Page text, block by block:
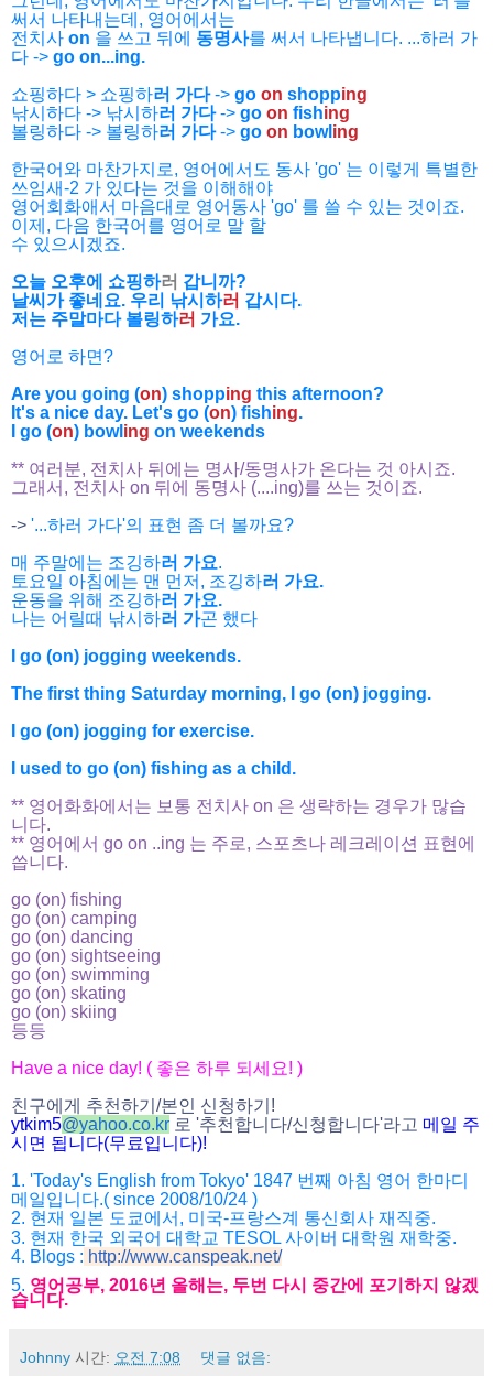
써서 나타내는데, 영어에서는
전치사 on 을 쓰고 뒤에 동명사를 써서 나타냅니다. ...하러 가
다 -> go on...ing.
쇼핑하다 > 쇼핑하러 가다-> go on shopping
낚시하다 -> 낚시하러 가다-> go on fishing
볼링하다 -> 볼링하러 가다-> go on bowl ing
한국어와 마찬가지로, 영어에서도 동사 'go' 는 이렇게 특별한
쓰임새-2 가 있다는 것을 이해해야
영어회화애서 마음대로 영어동사 'go' 를 쓸 수 있는 것이죠.
이제, 다음 한국어를 영어로 말 할
수 있으시겠죠.
오늘 오후에 쇼핑하러 갑니까?
날씨가 좋네요. 우리 낚시하러 갑시다.
저는 주말마다 볼링하러 가요.
영어로 하면?
Are you going (on) shopping this afternoon?
It's a nice day. Let's go (on) fishing.
I go (on) bowl ing on weekends
** 여러분, 전치사 뒤에는 명사/동명사가 온다는 것 아시죠.
그래서, 전치사 on 뒤에 동명사 (....ing)를 쓰는 것이죠.
-> '...하러 가다'의 표현 좀 더 볼까요?
매 주말에는 조깅하러 가요.
토요일 아침에는 맨 먼저, 조깅하러 가요.
운동을 위해 조깅하러 가요.
나는 어릴때 낚시하러 가곤 했다
I go (on) jogging weekends.
The first thing Saturday morning, I go (on) jogging.
I go (on) jogging for exercise.
I used to go (on) fishing as a child.
** 영어화화에서는 보통 전치사 on 은 생략하는 경우가 많습
니다.
** 영어에서 go on ..ing 는 주로, 스포츠나 레크레이션 표현에
씁니다.
go (on) fishing
go (on) camping
go (on) dancing
go (on) sightseeing
go (on) swimming
go (on) skating
go (on) skiing
등등
Have a nice day! ( 좋은 하루 되세요! )
친구에게 추천하기/본인 신청하기!
ytkim5@yahoo.co.kr 로 '추천합니다/신청합니다'라고 메일 주
시면 됩니다(무료입니다)!
1. 'Today's English from Tokyo' 1847 번째 아침 영어 한마디
메일입니다.( since 2008/10/24 )
2. 현재 일본 도쿄에서, 미국-프랑스계 통신회사 재직중.
3. 현재 한국 외국어 대학교 TESOL 사이버 대학원 재학중.
4. Blogs : http://www.canspeak.net/
5. 영어공부, 2016년 올해는, 두번 다시 중간에 포기하지 않겠
습니다.
Johnny 시간: 오전 7:08 댓글 없음: